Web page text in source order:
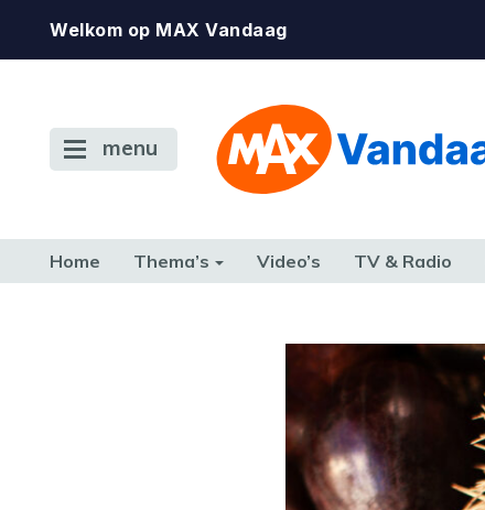
Welkom op MAX Vandaag
menu
Home Thema’s Video’s TV & Radio